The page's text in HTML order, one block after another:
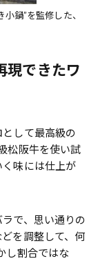
鍋”を監修した、
現できたワ
して最高級の
松阪牛を使い試
味には仕上が
で、思い通りの
を調整して、何
し割合ではな